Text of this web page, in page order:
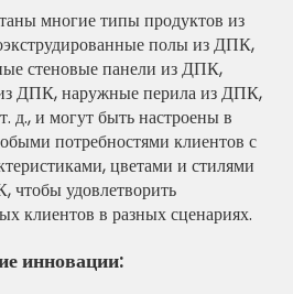
многие типы продуктов из
полы из ДПК,
стеновые панели из ДПК,
ДПК, наружные перила из ДПК,
д., и могут быть настроены в
потребностями клиентов с
цветами и стилями
чтобы удовлетворить
клиентов в разных сценариях.
инновации: